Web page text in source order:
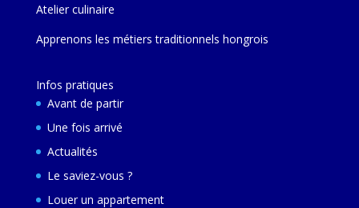
Atelier culinaire
Apprenons les métiers traditionnels hongrois
Infos pratiques
Avant de partir
Une fois arrivé
Actualités
Le saviez-vous ?
Louer un appartement